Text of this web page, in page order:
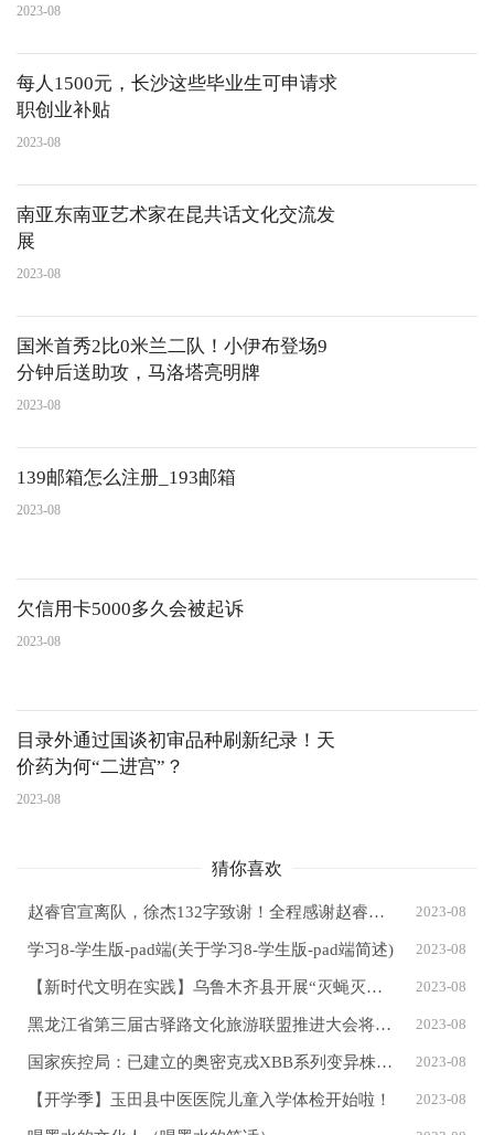
2023-08
每人1500元，长沙这些毕业生可申请求
职创业补贴
2023-08
南亚东南亚艺术家在昆共话文化交流发
展
2023-08
国米首秀2比0米兰二队！小伊布登场9
分钟后送助攻，马洛塔亮明牌
2023-08
139邮箱怎么注册_193邮箱
2023-08
欠信用卡5000多久会被起诉
2023-08
目录外通过国谈初审品种刷新纪录！天
价药为何“二进宫”？
2023-08
猜你喜欢
赵睿官宣离队，徐杰132字致谢！全程感谢赵睿助其成长，关系深厚 2023-08
学习8-学生版-pad端(关于学习8-学生版-pad端简述) 2023-08
【新时代文明在实践】乌鲁木齐县开展“灭蝇灭蚊 清洁家园”专项培训 2023-08
黑龙江省第三届古驿路文化旅游联盟推进大会将于2024年在齐齐哈尔举行 2023-08
国家疾控局：已建立的奥密克戎XBB系列变异株人群免疫力对EG.5变异株仍具有免疫保护作用 2023-08
【开学季】玉田县中医医院儿童入学体检开始啦！ 2023-08